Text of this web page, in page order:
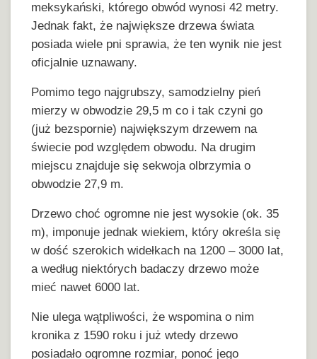
meksykański, którego obwód wynosi 42 metry.
Jednak fakt, że największe drzewa świata
posiada wiele pni sprawia, że ten wynik nie jest
oficjalnie uznawany.
Pomimo tego najgrubszy, samodzielny pień
mierzy w obwodzie 29,5 m co i tak czyni go
(już bezspornie) największym drzewem na
świecie pod względem obwodu. Na drugim
miejscu znajduje się sekwoja olbrzymia o
obwodzie 27,9 m.
Drzewo choć ogromne nie jest wysokie (ok. 35
m), imponuje jednak wiekiem, który określa się
w dość szerokich widełkach na 1200 – 3000 lat,
a według niektórych badaczy drzewo może
mieć nawet 6000 lat.
Nie ulega wątpliwości, że wspomina o nim
kronika z 1590 roku i już wtedy drzewo
posiadało ogromne rozmiar, ponoć jego